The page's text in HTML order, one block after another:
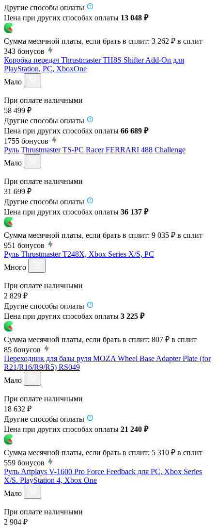
Другие способы оплаты
Цена при других способах оплаты 13 048 ₽
Сумма месячной платы, если брать в сплит: 3 262 ₽ в сплит
343 бонусов
Коробка передач Thrustmaster TH8S Shifter Add-On для
PlayStation, PC, XboxOne
Мало
При оплате наличными
58 499 ₽
Другие способы оплаты
Цена при других способах оплаты 66 689 ₽
1755 бонусов
Руль Thrustmaster TS-PC Racer FERRARI 488 Challenge
Мало
При оплате наличными
31 699 ₽
Другие способы оплаты
Цена при других способах оплаты 36 137 ₽
Сумма месячной платы, если брать в сплит: 9 035 ₽ в сплит
951 бонусов
Руль Thrustmaster T248X, Xbox Series X/S, PC
Много
При оплате наличными
2 829 ₽
Другие способы оплаты
Цена при других способах оплаты 3 225 ₽
Сумма месячной платы, если брать в сплит: 807 ₽ в сплит
85 бонусов
Переходник для базы руля MOZA Wheel Base Adapter Plate (for
R21/R16/R9/R5) RS049
Мало
При оплате наличными
18 632 ₽
Другие способы оплаты
Цена при других способах оплаты 21 240 ₽
Сумма месячной платы, если брать в сплит: 5 310 ₽ в сплит
559 бонусов
Руль Artplays V-1600 Pro Force Feedback для PC, Xbox Series
X/S. PlayStation 4, Xbox One
Мало
При оплате наличными
2 904 ₽